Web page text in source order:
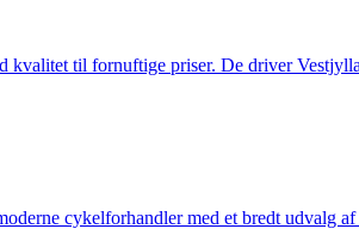
kvalitet til fornuftige priser. De driver
cykelforhandler med et bredt udvalg